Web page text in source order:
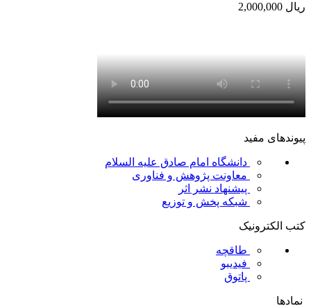
ریال
پیوندهای مفید
دانشگاه امام صادق علیه السلام
معاونت پژوهش و فناوری
پیشنهاد نشر اثر
شبکه پخش و توزیع
کتب الکترونیک
طاقچه
فیدیبو
پاتوق
نمادها